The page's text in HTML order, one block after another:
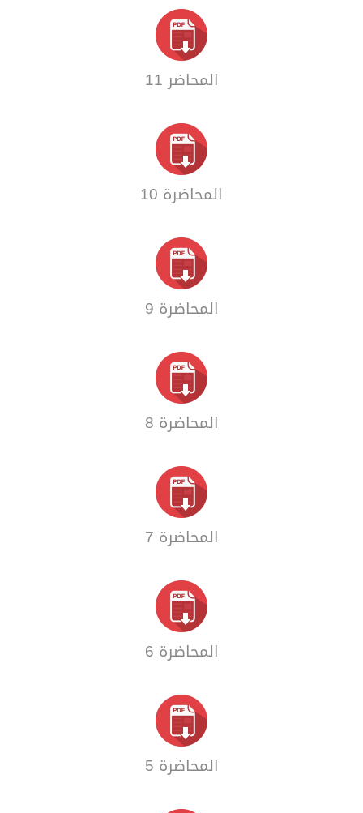
المحاضر 11
المحاضرة 10
المحاضرة 9
المحاضرة 8
المحاضرة 7
المحاضرة 6
المحاضرة 5